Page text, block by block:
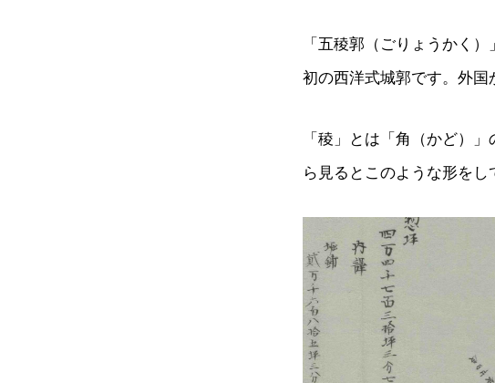
「五稜郭（ごりょうかく
初の西洋式城郭です。外国
「稜」とは「角（かど）
ら見るとこのような形をし